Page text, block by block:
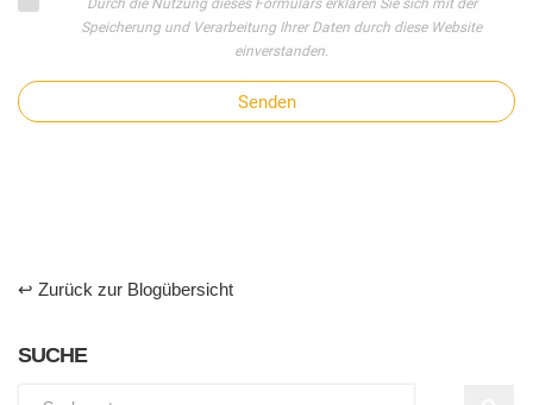
Durch die Nutzung dieses Formulars erklären Sie sich mit der
Speicherung und Verarbeitung Ihrer Daten durch diese Website
einverstanden.
Senden
↩ Zurück zur Blogübersicht
SUCHE